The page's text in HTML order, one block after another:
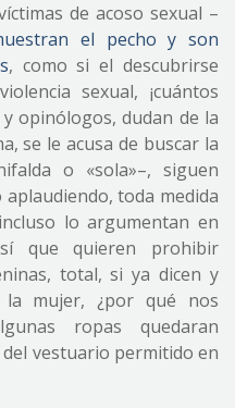
de acoso sexual –
el pecho y son
, como si el descubrirse
sexual, ¡cuántos
opinólogos, dudan de la
se le acusa de buscar la
o «sola»–, siguen
toda medida
lo argumentan en
que quieren prohibir
total, si ya dicen y
mujer, ¿por qué nos
ropas quedaran
vestuario permitido en